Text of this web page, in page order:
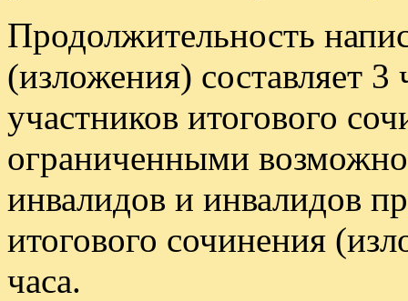
Продолжительность
(изложения) составляет
участников итогового
ограниченными
инвалидов и инвалидов
итогового сочинения
часа.